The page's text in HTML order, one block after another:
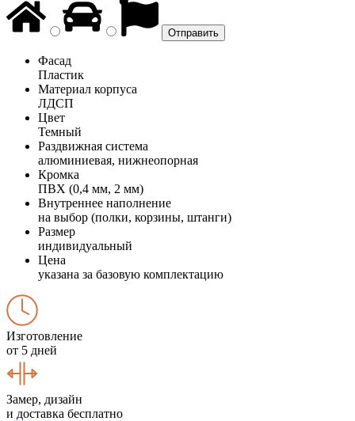
Фасад
Пластик
Материал корпуса
ЛДСП
Цвет
Темный
Раздвижная система
алюминиевая, нижнеопорная
Кромка
ПВХ (0,4 мм, 2 мм)
Внутреннее наполнение
на выбор (полки, корзины, штанги)
Размер
индивидуальный
Цена
указана за базовую комплектацию
Изготовление
от 5 дней
Замер, дизайн
и доставка бесплатно